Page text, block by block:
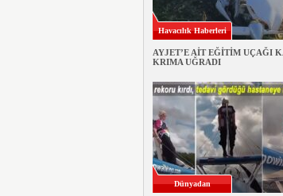
Havacılık Haberleri
AYJET’E AİT EĞİTİM UÇAĞI
KRIMA UĞRADI
Dünyadan